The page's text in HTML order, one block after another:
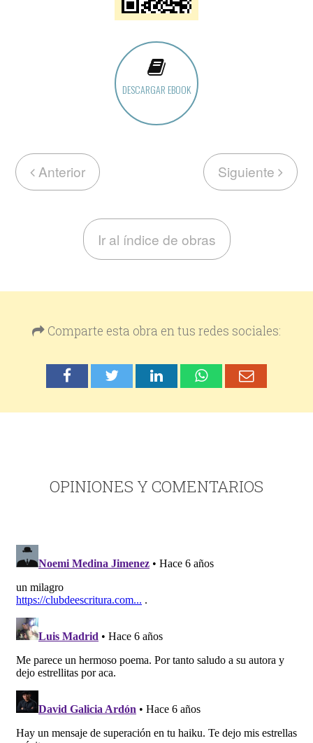
DESCARGAR EBOOK
Anterior Siguiente
Ir al índice de obras
Comparte esta obra en tus redes sociales:
OPINIONES Y COMENTARIOS